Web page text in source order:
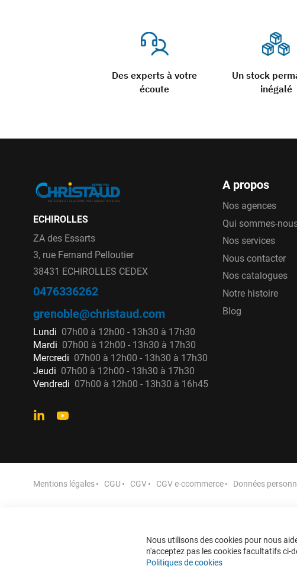
Des experts à votre
écoute
Un stock
inégalé
ECHIROLLES
ZA des Essarts
3, rue Fernand Pelloutier
38431 ECHIROLLES CEDEX
0476336262
grenoble@christaud.com
Lundi 07h00 à 12h00 - 13h30 à 17h30
Mardi 07h00 à 12h00 - 13h30 à 17h30
Mercredi 07h00 à 12h00 - 13h30 à 17h30
Jeudi 07h00 à 12h00 - 13h30 à 17h30
Vendredi 07h00 à 12h00 - 13h30 à 16h45
A propos
Nos agences
Qui sommes-
Nos services
Nous contacter
Nos catalogues
Notre histoire
Blog
Mentions légales CGU CGV CGV e-ccommerce Données
Nous utilisons des cookies pour nous
n'acceptez pas les cookies facultatifs ci-
Politiques de cookies